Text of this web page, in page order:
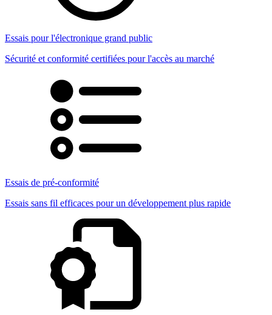
Essais pour l'électronique grand public
Sécurité et conformité certifiées pour l'accès au marché
Essais de pré-conformité
Essais sans fil efficaces pour un développement plus rapide